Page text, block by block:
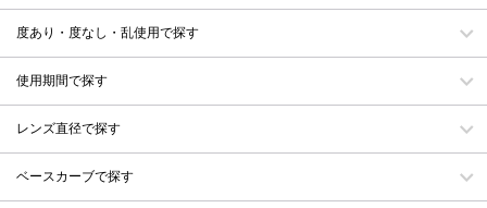
度あり・度なし・乱使用で探す
使用期間で探す
レンズ直径で探す
ベースカーブで探す